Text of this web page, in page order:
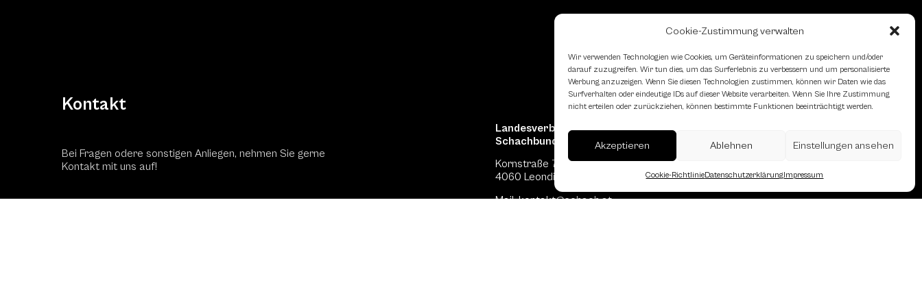
Cookie-Zustimmung verwalten
Wir verwenden Technologien wie Cookies, um Geräteinformationen zu speichern und/oder
darauf zuzugreifen. Wir tun dies, um das Surferlebnis zu verbessern und um personalisierte
Werbung anzuzeigen. Wenn Sie diesen Technologien zustimmen, können wir Daten wie das
Surfverhalten oder eindeutige IDs auf dieser Website verarbeiten. Wenn Sie Ihre Zustimmung
nicht erteilen oder zurückziehen, können bestimmte Funktionen beeinträchtigt werden.
Akzeptieren Ablehnen Einstellungen ansehen
Cookie-RichtlinieDatenschutzerklärungImpressum
Kontakt
Bei Fragen odere sonstigen Anliegen, nehmen Sie gerne
Kontakt mit uns auf!
Landesverband Oberösterreich des Österreichischen
Schachbundes
Kornstraße 7A
4060 Leonding
Mail: kontakt@schach.at